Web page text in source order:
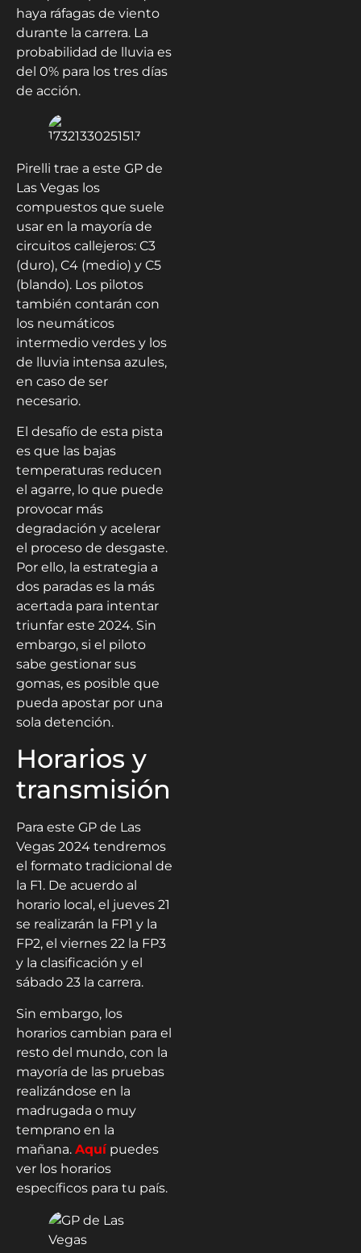
haya ráfagas de viento
durante la carrera. La
probabilidad de lluvia es
del 0% para los tres días
de acción.
Pirelli trae a este GP de
Las Vegas los
compuestos que suele
usar en la mayoría de
circuitos callejeros: C3
(duro), C4 (medio) y C5
(blando). Los pilotos
también contarán con
los neumáticos
intermedio verdes y los
de lluvia intensa azules,
en caso de ser
necesario.
El desafío de esta pista
es que las bajas
temperaturas reducen
el agarre, lo que puede
provocar más
degradación y acelerar
el proceso de desgaste.
Por ello, la estrategia a
dos paradas es la más
acertada para intentar
triunfar este 2024. Sin
embargo, si el piloto
sabe gestionar sus
gomas, es posible que
pueda apostar por una
sola detención.
Horarios y
transmisión
Para este GP de Las
Vegas 2024 tendremos
el formato tradicional de
la F1. De acuerdo al
horario local, el jueves 21
se realizarán la FP1 y la
FP2, el viernes 22 la FP3
y la clasificación y el
sábado 23 la carrera.
Sin embargo, los
horarios cambian para el
resto del mundo, con la
mayoría de las pruebas
realizándose en la
madrugada o muy
temprano en la
mañana. Aquípuedes
ver los horarios
específicos para tu país.